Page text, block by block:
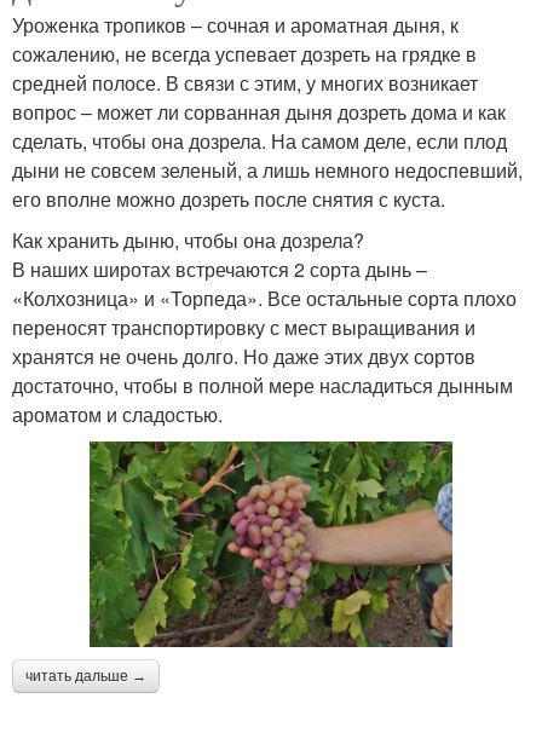
Заготовки из
недозрелого винограда
Сок из недозрелого
винограда
Повидло из винограда
Уксус из незрелого
винограда
Варение из незрелого
винограда
Варение из винограда
Виноград для варенья Уксус из винограда
Уроженка тропиков – сочная и ароматная дыня, к
сожалению, не всегда успевает дозреть на грядке в
средней полосе. В связи с этим, у многих возникает
вопрос – может ли сорванная дыня дозреть дома и как
сделать, чтобы она дозрела. На самом деле, если плод
дыни не совсем зеленый, а лишь немного недоспевший,
его вполне можно дозреть после снятия с куста.
Как хранить дыню, чтобы она дозрела?
В наших широтах встречаются 2 сорта дынь –
«Колхозница» и «Торпеда». Все остальные сорта плохо
переносят транспортировку с мест выращивания и
хранятся не очень долго. Но даже этих двух сортов
достаточно, чтобы в полной мере насладиться дынным
ароматом и сладостью.
читать дальше →